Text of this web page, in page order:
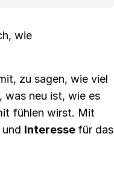
wie
zu sagen, wie viel
was neu ist, wie es
fühlen wirst. Mit
und Interesse für das